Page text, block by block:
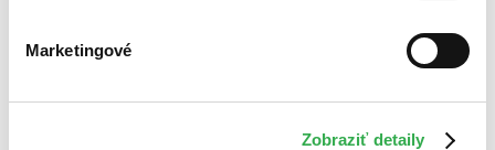
Marketingové
Zobraziť detaily
Top hodnotené
Novinky
Najlacnejšie